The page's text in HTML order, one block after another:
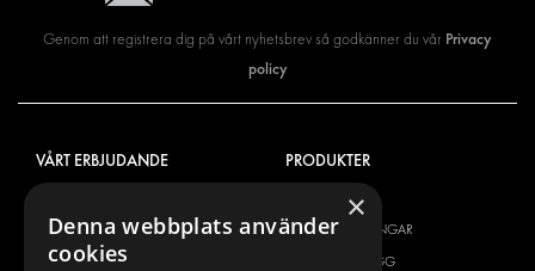
Genom att registrera dig på vårt nyhetsbrev så godkänner du vår Privacy
policy
VÅRT ERBJUDANDE
INREDNING FÖR BUDBILAR
GOLV OCH VÄGG
PRODUKTER
INREDNING
DELIVERYLÖSNINGAR
GOLV OCH VÄGG
×
Denna webbplats använder
cookies